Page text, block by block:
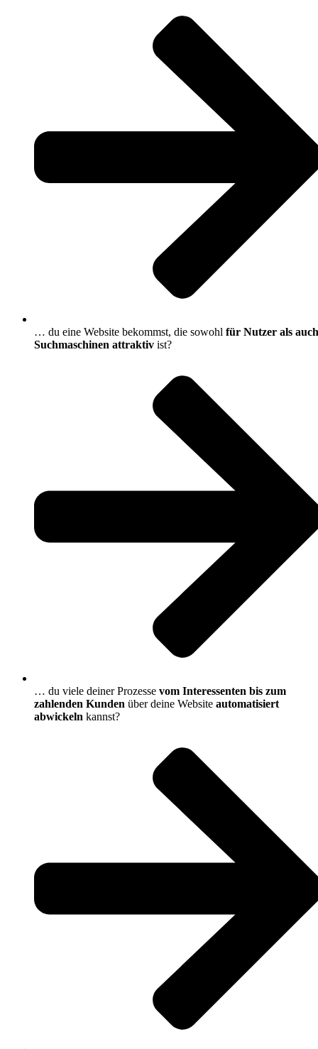
… du eine Website bekommst, die sowohl für Nutzer als auch
Suchmaschinen attraktiv ist?
… du viele deiner Prozesse vom Interessenten bis zum
zahlenden Kunden über deine Website automatisiert
abwickeln kannst?